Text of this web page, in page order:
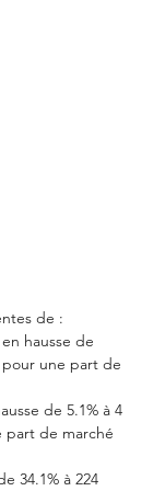
de :
hausse de
pour une part de
de 5.1% à 4
part de marché
34.1% à 224